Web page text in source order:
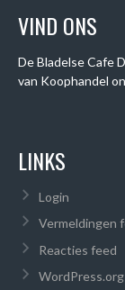
VIND ONS
De Bladelse Cafe
van Koophandel
LINKS
Login
Vermeldingen
Reacties feed
WordPress.org